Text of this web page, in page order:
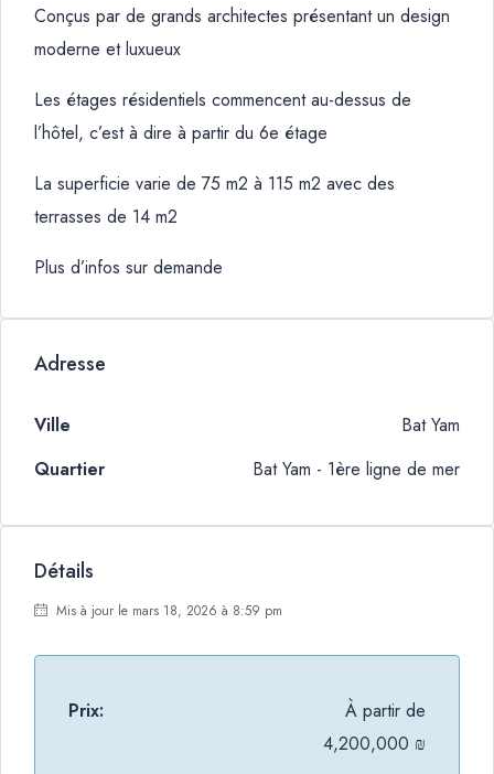
Conçus par de grands architectes présentant un design
moderne et luxueux
Les étages résidentiels commencent au-dessus de
l’hôtel, c’est à dire à partir du 6e étage
La superficie varie de 75 m2 à 115 m2 avec des
terrasses de 14 m2
Plus d’infos sur demande
Adresse
Ville
Bat Yam
Quartier
Bat Yam - 1ère ligne de mer
Détails
Mis à jour le mars 18, 2026 à 8:59 pm
Prix:
À partir de
4,200,000 ₪